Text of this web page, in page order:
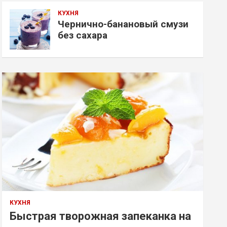
КУХНЯ
Чернично-банановый смузи
без сахара
КУХНЯ
Быстрая творожная запеканка на